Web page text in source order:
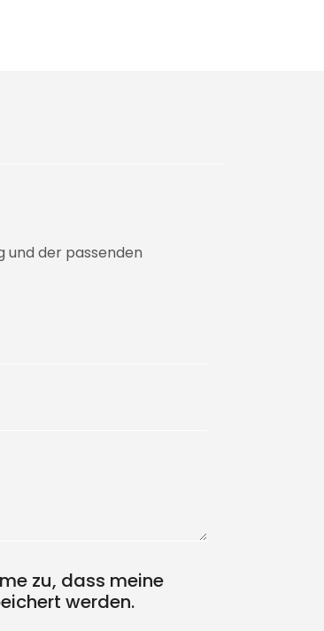
und der passenden
zu, dass meine
werden.